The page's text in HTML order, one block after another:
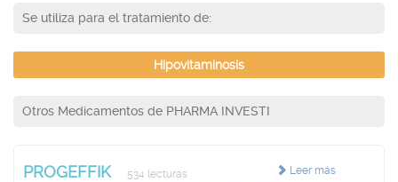
Se utiliza para el tratamiento de:
Hipovitaminosis
Otros Medicamentos de PHARMA INVESTI
Leer más
PROGEFFIK 534 lecturas